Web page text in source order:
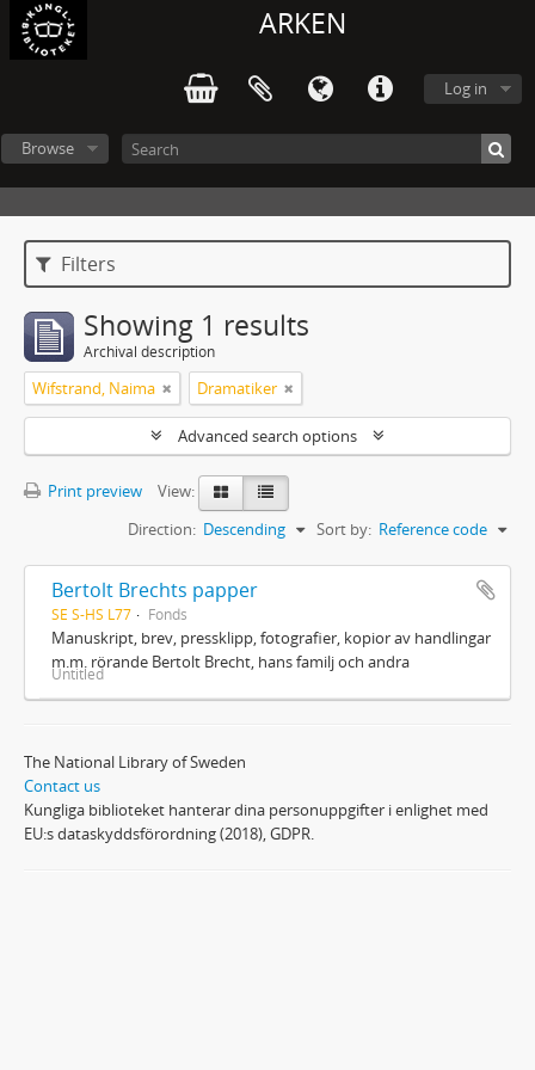
ARKEN
Log in
Browse
Filters
Showing 1 results
Archival description
Wifstrand, Naima Dramatiker
Advanced search options
Print preview
View:
Sort by: Reference code
Direction: Descending
Bertolt Brechts papper
SE S-HS L77 Fonds
Manuskript, brev, pressklipp, fotografier, kopior av handlingar
m.m. rörande Bertolt Brecht, hans familj och andra
Untitled
The National Library of Sweden
Contact us
Kungliga biblioteket hanterar dina personuppgifter i enlighet med
EU:s dataskyddsförordning (2018), GDPR.